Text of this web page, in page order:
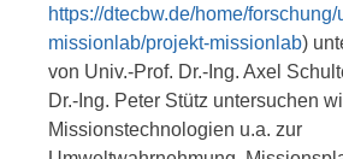
https://dtecbw.de/home/
missionlab/projekt-missionlab)
von Univ.-Prof. Dr.-Ing. Axel
Dr.-Ing. Peter Stütz untersuchen
Missionstechnologien u.a. zur